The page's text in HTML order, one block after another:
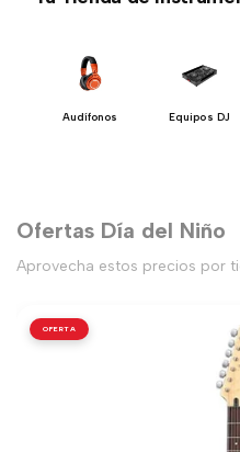
Audífonos Equipos DJ
Ofertas Día del Niño
Aprovecha estos precios por
OFERTA